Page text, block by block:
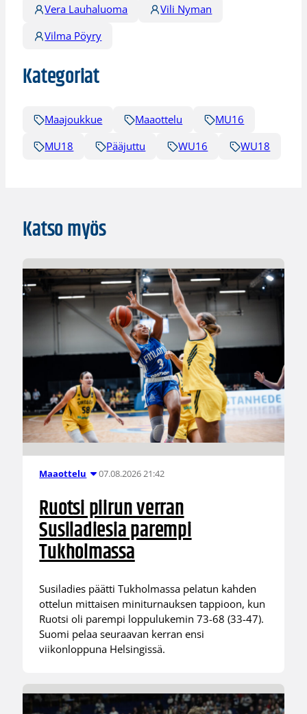
Vera Lauhaluoma
Vili Nyman
Vilma Pöyry
Kategoriat
Maajoukkue Maaottelu
MU16
MU18
Pääjuttu WU16 WU18
Katso myös
Maaottelu 07.08.2026 21:42
Ruotsi piirun verran
Susiladiesia parempi
Tukholmassa
Susiladies päätti Tukholmassa pelatun kahden
ottelun mittaisen miniturnauksen tappioon, kun
Ruotsi oli parempi loppulukemin 73-68 (33-47).
Suomi pelaa seuraavan kerran ensi
viikonloppuna Helsingissä.